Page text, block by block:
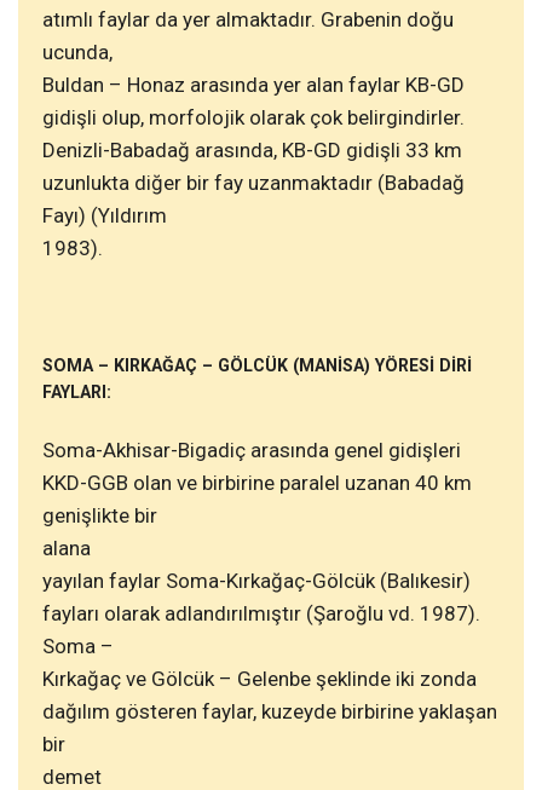
atımlı faylar da yer almaktadır. Grabenin doğu
ucunda,
Buldan – Honaz arasında yer alan faylar KB-GD
gidişli olup, morfolojik olarak çok belirgindirler.
Denizli-Babadağ arasında, KB-GD gidişli 33 km
uzunlukta diğer bir fay uzanmaktadır (Babadağ
Fayı) (Yıldırım
1983).
SOMA – KIRKAĞAÇ – GÖLCÜK (MANİSA) YÖRESİ DİRİ
FAYLARI:
Soma-Akhisar-Bigadiç arasında genel gidişleri
KKD-GGB olan ve birbirine paralel uzanan 40 km
genişlikte bir
alana
yayılan faylar Soma-Kırkağaç-Gölcük (Balıkesir)
fayları olarak adlandırılmıştır (Şaroğlu vd. 1987).
Soma –
Kırkağaç ve Gölcük – Gelenbe şeklinde iki zonda
dağılım gösteren faylar, kuzeyde birbirine yaklaşan
bir
demet